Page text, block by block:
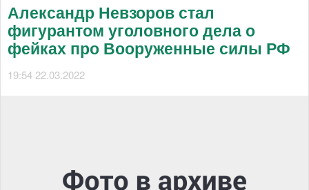
Александр Невзоров стал
фигурантом уголовного дела о
фейках про Вооруженные силы РФ
19:54 22.03.2022